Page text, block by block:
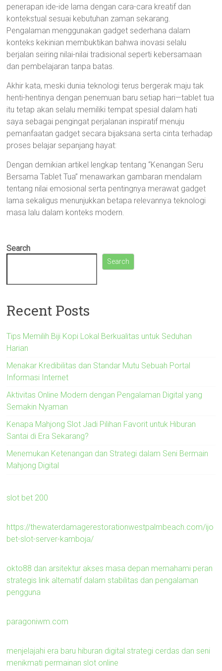
penerapan ide-ide lama dengan cara-cara kreatif dan
kontekstual sesuai kebutuhan zaman sekarang.
Pengalaman menggunakan gadget sederhana dalam
konteks kekinian membuktikan bahwa inovasi selalu
berjalan seiring nilai-nilai tradisional seperti kebersamaan
dan pembelajaran tanpa batas.
Akhir kata, meski dunia teknologi terus bergerak maju tak
henti-hentinya dengan penemuan baru setiap hari—tablet tua
itu tetap akan selalu memiliki tempat spesial dalam hati
saya sebagai pengingat perjalanan inspiratif menuju
pemanfaatan gadget secara bijaksana serta cinta terhadap
proses belajar sepanjang hayat:
Dengan demikian artikel lengkap tentang “Kenangan Seru
Bersama Tablet Tua” menawarkan gambaran mendalam
tentang nilai emosional serta pentingnya merawat gadget
lama sekaligus menunjukkan betapa relevannya teknologi
masa lalu dalam konteks modern.
Search
Search
Recent Posts
Tips Memilih Biji Kopi Lokal Berkualitas untuk Seduhan
Harian
Menakar Kredibilitas dan Standar Mutu Sebuah Portal
Informasi Internet
Aktivitas Online Modern dengan Pengalaman Digital yang
Semakin Nyaman
Kenapa Mahjong Slot Jadi Pilihan Favorit untuk Hiburan
Santai di Era Sekarang?
Menemukan Ketenangan dan Strategi dalam Seni Bermain
Mahjong Digital
slot bet 200
https://thewaterdamagerestorationwestpalmbeach.com/ijo
bet-slot-server-kamboja/
okto88 dan arsitektur akses masa depan memahami peran
strategis link alternatif dalam stabilitas dan pengalaman
pengguna
paragoniwm.com
menjelajahi era baru hiburan digital strategi cerdas dan seni
menikmati permainan slot online